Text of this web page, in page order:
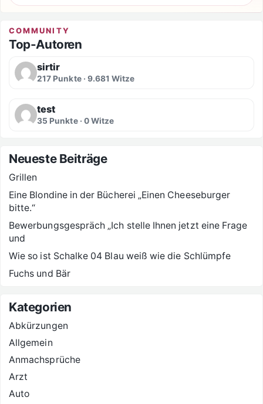
COMMUNITY
Top-Autoren
sirtir
217 Punkte · 9.681 Witze
test
35 Punkte · 0 Witze
Neueste Beiträge
Grillen
Eine Blondine in der Bücherei „Einen Cheeseburger
bitte.“
Bewerbungsgespräch „Ich stelle Ihnen jetzt eine Frage
und
Wie so ist Schalke 04 Blau weiß wie die Schlümpfe
Fuchs und Bär
Kategorien
Abkürzungen
Allgemein
Anmachsprüche
Arzt
Auto